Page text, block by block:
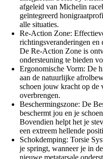
afgeleid van Michelin
geïntegreerd
alle situaties.
Re-Action Zone:
richtingsveranderingen en
De Re-Action Zone is
ondersteuning te bieden
Ergonomische Vorm: De
aan de natuurlijke
schoen jouw kracht op de
overbrengen.
Beschermingszone: De
beschermt jou en je
Bovendien helpt het je
een extreem hellende
Schokdemping: Torsie
je springt, wanneer je in